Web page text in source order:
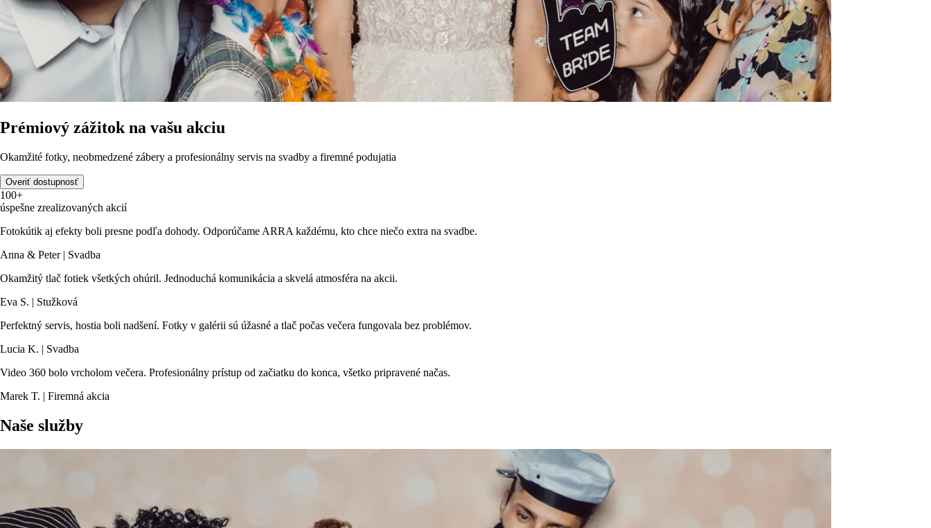
Prémiový zážitok na vašu akciu
Okamžité fotky, neobmedzené zábery a profesionálny servis na svadby a firemné podujatia
Overiť dostupnosť
100+
úspešne zrealizovaných akcií
Fotokútik aj efekty boli presne podľa dohody. Odporúčame ARRA každému, kto chce niečo extra na svadbe.
Anna & Peter | Svadba
Okamžitý tlač fotiek všetkých ohúril. Jednoduchá komunikácia a skvelá atmosféra na akcii.
Eva S. | Stužková
Perfektný servis, hostia boli nadšení. Fotky v galérii sú úžasné a tlač počas večera fungovala bez problémov.
Lucia K. | Svadba
Video 360 bolo vrcholom večera. Profesionálny prístup od začiatku do konca, všetko pripravené načas.
Marek T. | Firemná akcia
Naše služby